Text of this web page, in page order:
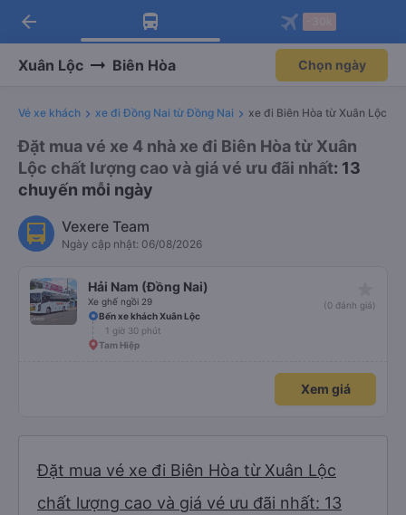
Tải app Vexere ngay!
Nhận ưu đãi thành viên độc
Mở app
Tải app Vexere
-30k/ghế khi đặt vé máy bay qua
Mở app
arrow_back
Xuân Lộc Biên Hòa Chọn ngày
Vé xe khách xe đi Đồng Nai từ Đồng Nai xe đi Biên Hòa từ Xuân Lộc
Đặt mua vé xe 4 nhà xe đi Biên Hòa từ Xuân
Lộc chất lượng cao và giá vé ưu đãi nhất: 13
chuyến mỗi ngày
Vexere Team
Ngày cập nhật: 06/08/2026
Hải Nam (Đồng Nai)
Xe ghế ngồi 29
(0 đánh giá)
Bến xe khách Xuân Lộc
1 giờ 30 phút
Tam Hiệp
Xem giá
Đặt mua vé xe đi Biên Hòa từ Xuân Lộc
chất lượng cao và giá vé ưu đãi nhất: 13